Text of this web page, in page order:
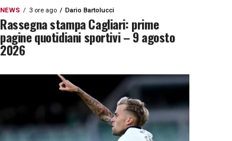
NEWS 3 ore ago Dario Bartolucci
Rassegna stampa Cagliari: prime
pagine quotidiani sportivi – 9 agosto
2026